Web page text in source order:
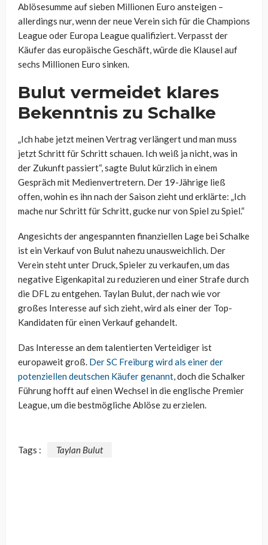
Ablösesumme auf sieben Millionen Euro ansteigen –
allerdings nur, wenn der neue Verein sich für die Champions
League oder Europa League qualifiziert. Verpasst der
Käufer das europäische Geschäft, würde die Klausel auf
sechs Millionen Euro sinken.
Bulut vermeidet klares
Bekenntnis zu Schalke
„Ich habe jetzt meinen Vertrag verlängert und man muss
jetzt Schritt für Schritt schauen. Ich weiß ja nicht, was in
der Zukunft passiert“, sagte Bulut kürzlich in einem
Gespräch mit Medienvertretern. Der 19-Jährige ließ
offen, wohin es ihn nach der Saison zieht und erklärte: „Ich
mache nur Schritt für Schritt, gucke nur von Spiel zu Spiel.“
Angesichts der angespannten finanziellen Lage bei Schalke
ist ein Verkauf von Bulut nahezu unausweichlich. Der
Verein steht unter Druck, Spieler zu verkaufen, um das
negative Eigenkapital zu reduzieren und einer Strafe durch
die DFL zu entgehen. Taylan Bulut, der nach wie vor
großes Interesse auf sich zieht, wird als einer der Top-
Kandidaten für einen Verkauf gehandelt.
Das Interesse an dem talentierten Verteidiger ist
europaweit groß. Der SC Freiburg wird als einer der
potenziellen deutschen Käufer genannt, doch die Schalker
Führung hofft auf einen Wechsel in die englische Premier
League, um die bestmögliche Ablöse zu erzielen.
Tags : Taylan Bulut